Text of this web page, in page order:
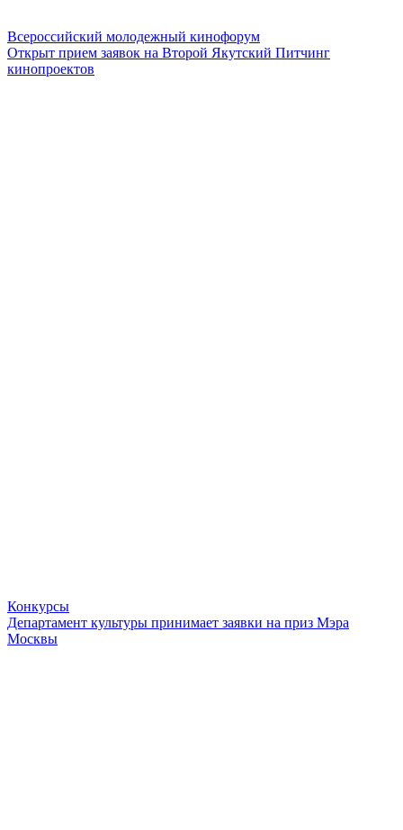
Всероссийский молодежный кинофорум
Открыт прием заявок на Второй Якутский Питчинг
кинопроектов
Конкурсы
Департамент культуры принимает заявки на приз Мэра
Москвы